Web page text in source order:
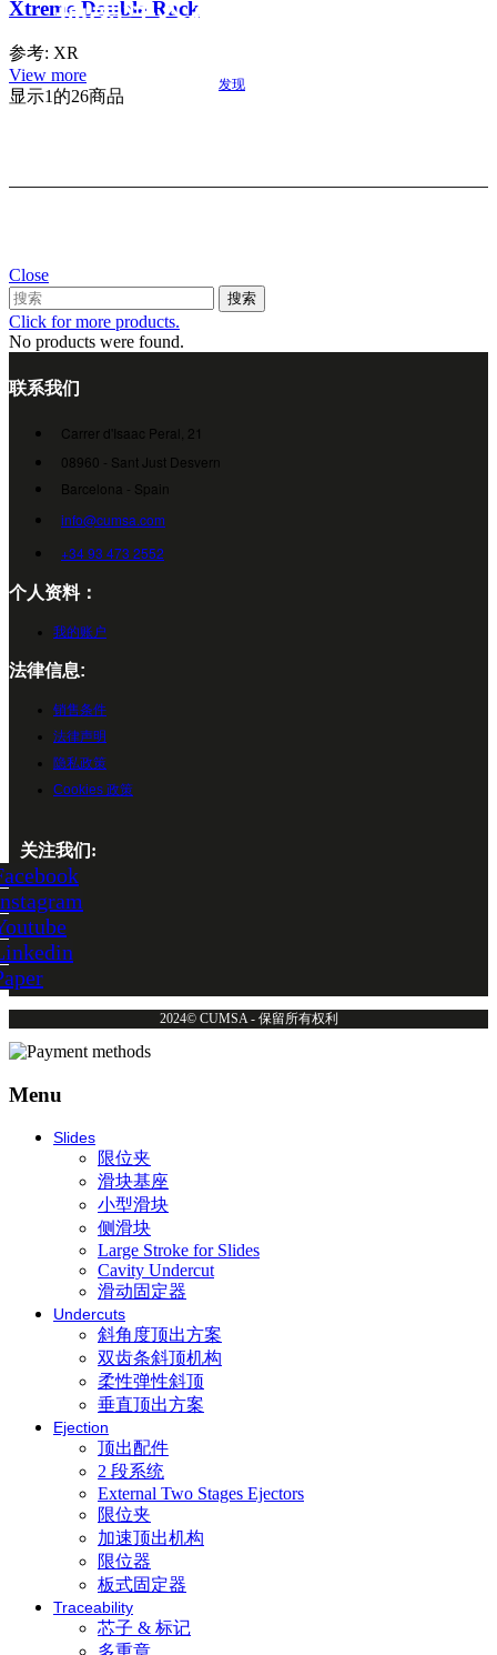
Xtreme Double Rack
参考: XR
View more
显示1 的26商品
搜索适合您项目的最佳选择
发现
Close
搜索
Click for more products.
No products were found.
联系我们
Carrer d'Isaac Peral, 21
08960 - Sant Just Desvern
Barcelona - Spain
info@cumsa.com
+34 93 473 2552
个人资料：
我的账户
法律信息:
销售条件
法律声明
隐私政策
Cookies 政策
关注我们:
2024© CUMSA - 保留所有权利
Menu
Slides
限位夹
滑块基座
小型滑块
侧滑块
Large Stroke for Slides
Cavity Undercut
滑动固定器
Undercuts
斜角度顶出方案
双齿条斜顶机构
柔性弹性斜顶
垂直顶出方案
Ejection
顶出配件
2 段系统
External Two Stages Ejectors
限位夹
加速顶出机构
限位器
板式固定器
Traceability
芯子 & 标记